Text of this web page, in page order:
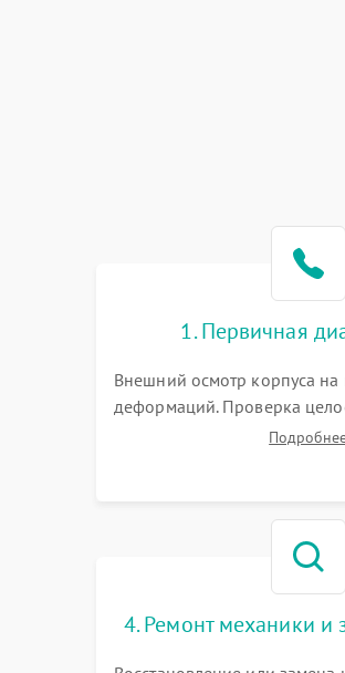
1. Первичная
Внешний осмотр корпуса на
деформаций. Проверка
объектива и окуляра.
4. Ремонт механики и